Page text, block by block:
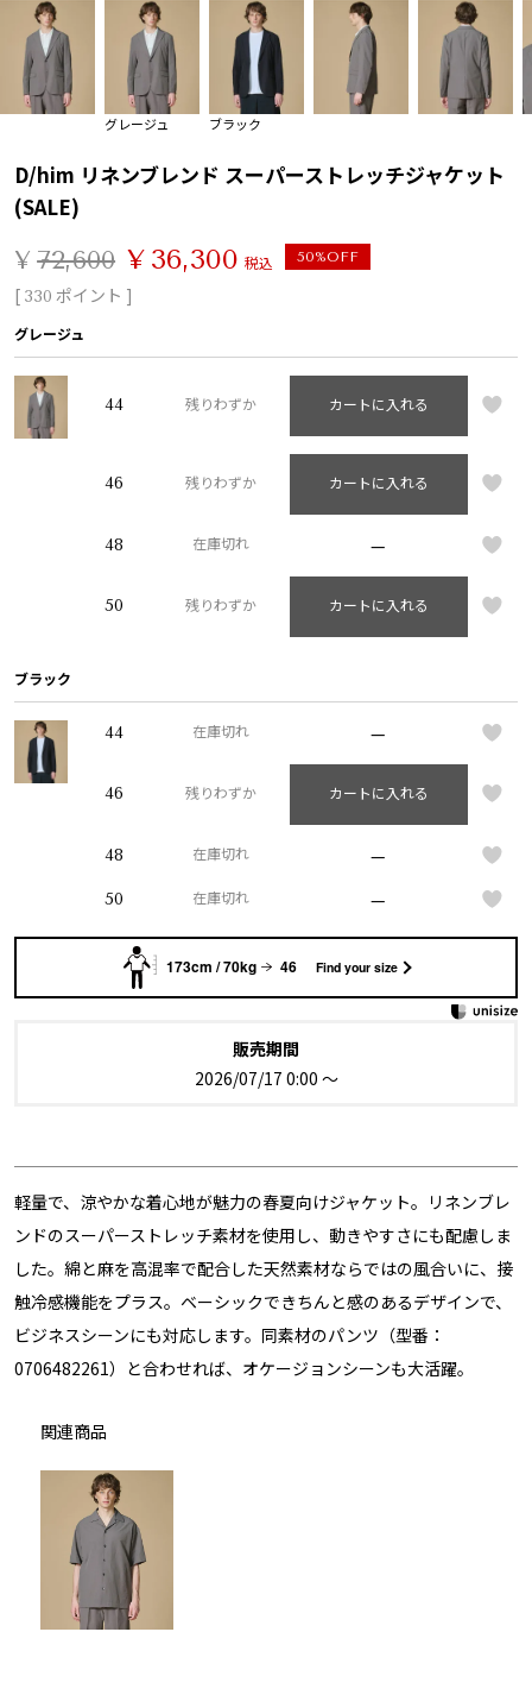
グレージュ ブラック
D/him リネンブレンド スーパーストレッチジャケット
(SALE)
¥ 72,600 ¥ 36,300 税込 50%OFF
[ 330 ポイント ]
グレージュ
44 残りわずか カートに入れる
46 残りわずか カートに入れる
48 在庫切れ —
50 残りわずか カートに入れる
ブラック
44 在庫切れ —
46 残りわずか カートに入れる
48 在庫切れ —
50 在庫切れ —
173cm / 70kg 46 Find your size
販売期間
2026/07/17 0:00 〜
軽量で、涼やかな着心地が魅力の春夏向けジャケット。リネンブレ
ンドのスーパーストレッチ素材を使用し、動きやすさにも配慮しま
した。綿と麻を高混率で配合した天然素材ならではの風合いに、接
触冷感機能をプラス。ベーシックできちんと感のあるデザインで、
ビジネスシーンにも対応します。同素材のパンツ（型番：
0706482261）と合わせれば、オケージョンシーンも大活躍。
関連商品